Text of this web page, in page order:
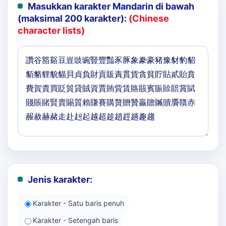
Masukkan karakter Mandarin di bawah
(maksimal 200 karakter): (Chinese
character lists)
Jenis karakter:
Karakter - Satu baris penuh
Karakter - Setengah baris